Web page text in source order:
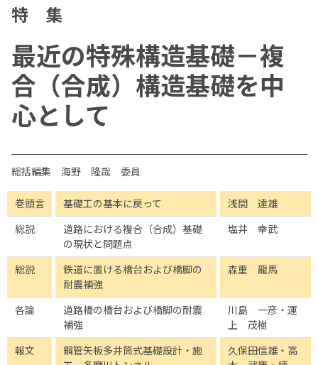
特 集
最近の特殊構造基礎－複
合（合成）構造基礎を中
心として
総括編集 海野 隆哉 委員
巻頭言 基礎工の基本に戻って
浅間 達雄
総説
道路における複合（合成）基礎
の現状と問題点
塩井 幸武
総説
鉄道に置ける橋台および橋脚の
耐震補強
森重 龍馬
各論
道路橋の橋台および橋脚の耐震
補強
川島 一彦・運
上 茂樹
報文
鋼管矢板多井筒式基礎設計・施
久保田信雄・高